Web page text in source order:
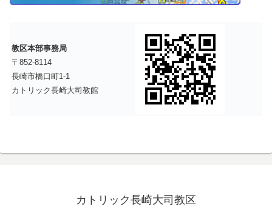
教区本部事務局
〒852-8114
長崎市橋口町1-1
カトリック長崎大司教館
カトリック長崎大司教区